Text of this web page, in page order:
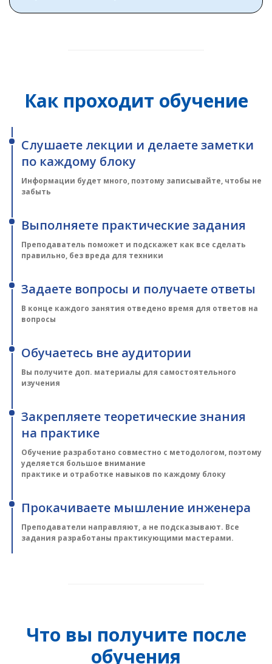
Как проходит обучение
Слушаете лекции и делаете заметки
по каждому блоку
Информации будет много, поэтому записывайте, чтобы не
забыть
Выполняете практические задания
Преподаватель поможет и подскажет как все сделать
правильно, без вреда для техники
Задаете вопросы и получаете ответы
В конце каждого занятия отведено время для ответов на
вопросы
Обучаетесь вне аудитории
Вы получите доп. материалы для самостоятельного
изучения
Закрепляете теоретические знания
на практике
Обучение разработано совместно с методологом, поэтому
уделяется большое внимание
практике и отработке навыков по каждому блоку
Прокачиваете мышление инженера
Преподаватели направляют, а не подсказывают. Все
задания разработаны практикующими мастерами.
Что вы получите после
обучения